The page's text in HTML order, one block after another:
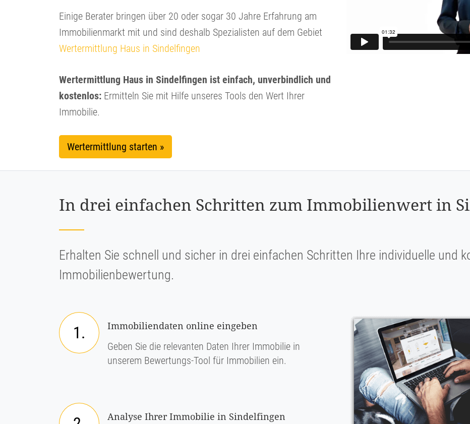
Einige Berater bringen über 20 oder sogar 30 Jahre Erfahrung am
Immobilienmarkt mit und sind deshalb Spezialisten auf dem Gebiet
Wertermittlung Haus in Sindelfingen
Wertermittlung Haus in Sindelfingen ist einfach, unverbindlich und
kostenlos: Ermitteln Sie mit Hilfe unseres Tools den Wert Ihrer
Immobilie.
Wertermittlung starten »
In drei einfachen Schritten zum Immobilienwert in
Erhalten Sie schnell und sicher in drei einfachen Schritten Ihre individuelle und
Immobilienbewertung.
1.
Immobiliendaten online eingeben
Geben Sie die relevanten Daten Ihrer Immobilie in
unserem Bewertungs-Tool für Immobilien ein.
Analyse Ihrer Immobilie in Sindelfingen